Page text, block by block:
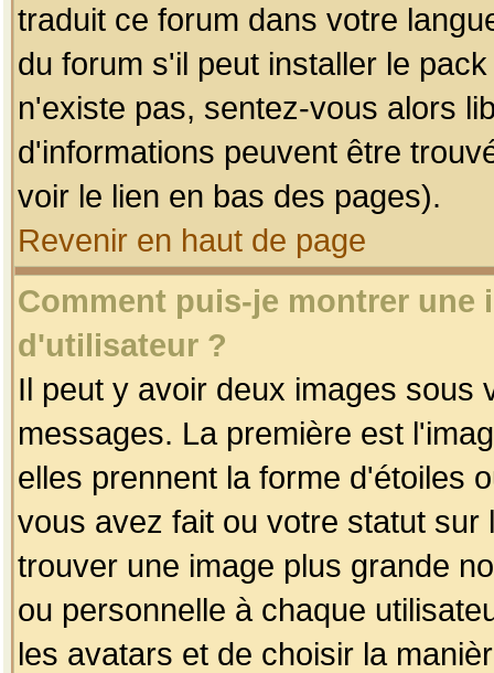
traduit ce forum dans votre
du forum s'il peut installer le
n'existe pas, sentez-vous alors
d'informations peuvent être
voir le lien en bas des pages).
Revenir en haut de page
Comment puis-je montrer une
d'utilisateur ?
Il peut y avoir deux images sous
messages. La première est
elles prennent la forme d'étoiles
vous avez fait ou votre statut
trouver une image plus grande
ou personnelle à chaque
les avatars et de choisir la